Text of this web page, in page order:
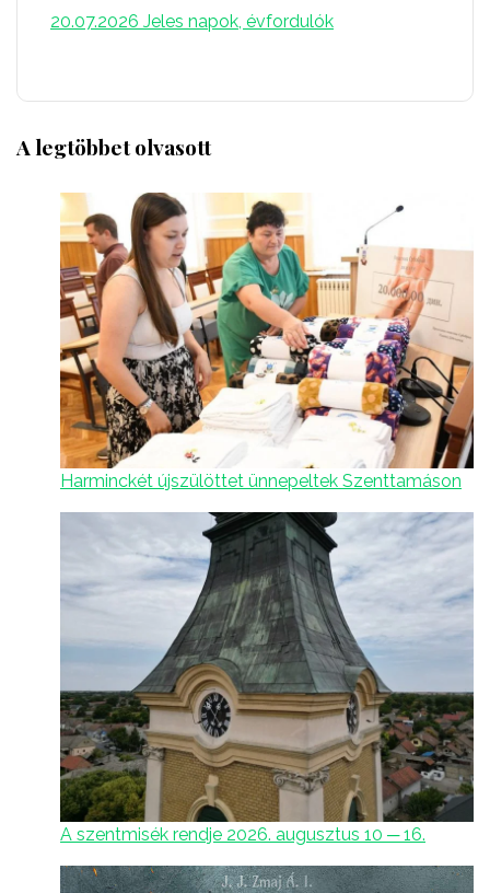
20.07.2026 Jeles napok, évfordulók
A legtöbbet olvasott
Harminckét újszülöttet ünnepeltek Szenttamáson
A szentmisék rendje 2026. augusztus 10 ─ 16.